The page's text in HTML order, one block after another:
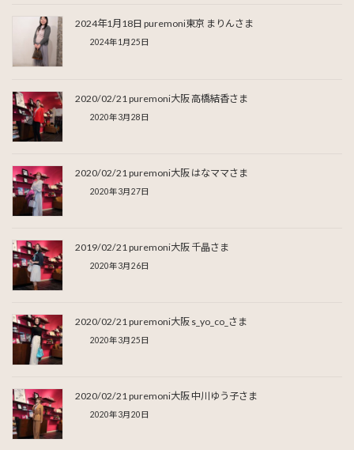
2024年1月18日 puremoni東京 まりんさま
2024年1月25日
2020/02/21 puremoni大阪 高橋結香さま
2020年3月28日
2020/02/21 puremoni大阪 はなママさま
2020年3月27日
2019/02/21 puremoni大阪 千晶さま
2020年3月26日
2020/02/21 puremoni大阪 s_yo_co_さま
2020年3月25日
2020/02/21 puremoni大阪 中川ゆう子さま
2020年3月20日